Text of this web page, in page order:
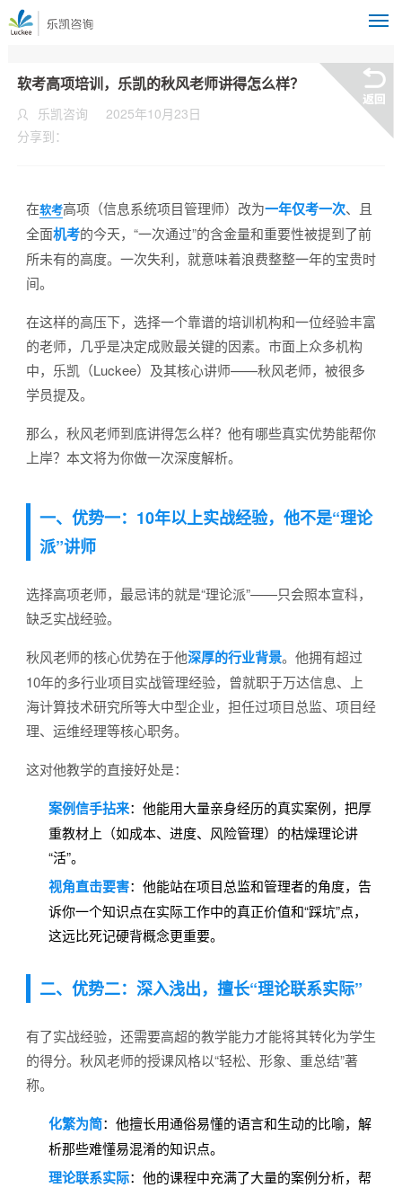
软考高项培训，乐凯的秋风老师讲得怎么样？
乐凯咨询
2025年10月23日
分享到：
在软考高项（信息系统项目管理师）改为一年仅考一次、且
全面机考的今天，“一次通过”的含金量和重要性被提到了前
所未有的高度。一次失利，就意味着浪费整整一年的宝贵时
间。
在这样的高压下，选择一个靠谱的培训机构和一位经验丰富
的老师，几乎是决定成败最关键的因素。市面上众多机构
中，乐凯（Luckee）及其核心讲师——秋风老师，被很多
学员提及。
那么，秋风老师到底讲得怎么样？他有哪些真实优势能帮你
上岸？本文将为你做一次深度解析。
一、优势一：10年以上实战经验，他不是“理论
派”讲师
选择高项老师，最忌讳的就是“理论派”——只会照本宣科，
缺乏实战经验。
秋风老师的核心优势在于他深厚的行业背景。他拥有超过
10年的多行业项目实战管理经验，曾就职于万达信息、上
海计算技术研究所等大中型企业，担任过项目总监、项目经
理、运维经理等核心职务。
这对他教学的直接好处是：
案例信手拈来：他能用大量亲身经历的真实案例，把厚
重教材上（如成本、进度、风险管理）的枯燥理论讲
“活”。
视角直击要害：他能站在项目总监和管理者的角度，告
诉你一个知识点在实际工作中的真正价值和“踩坑”点，
这远比死记硬背概念更重要。
二、优势二：深入浅出，擅长“理论联系实际”
有了实战经验，还需要高超的教学能力才能将其转化为学生
的得分。秋风老师的授课风格以“轻松、形象、重总结”著
称。
化繁为简：他擅长用通俗易懂的语言和生动的比喻，解
析那些难懂易混淆的知识点。
理论联系实际：他的课程中充满了大量的案例分析，帮